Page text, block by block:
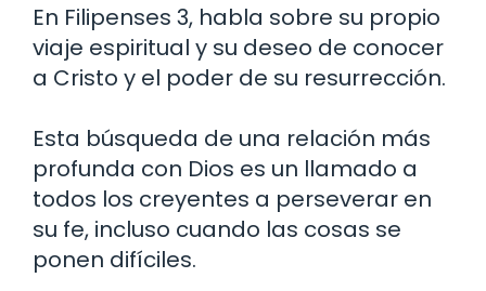
En Filipenses 3, habla sobre su propio
viaje espiritual y su deseo de conocer
a Cristo y el poder de su resurrección.
Esta búsqueda de una relación más
profunda con Dios es un llamado a
todos los creyentes a perseverar en
su fe, incluso cuando las cosas se
ponen difíciles.